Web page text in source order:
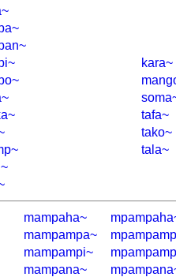
kara~
tafa~
tako~
tala~
mampaha~
mampampa~
mampampi~
mampana~